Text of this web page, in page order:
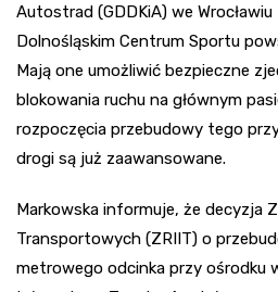
Autostrad (GDDKiA) we
Dolnośląskim Centrum Sportu
Mają one umożliwić bezpieczne
blokowania ruchu na głównym
rozpoczęcia przebudowy tego
drogi są już zaawansowane.
Markowska informuje, że decyzja
Transportowych (ZRIIT) o
metrowego odcinka przy ośrodku